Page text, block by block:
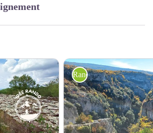
Randonnée pédestre